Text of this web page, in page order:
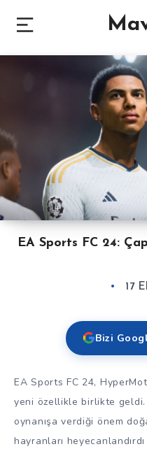
EA Sports FC 24:
17
Bizi
EA Sports FC 24,
yeni özellikle birlikte
oynanışa verdiği önem
hayranları